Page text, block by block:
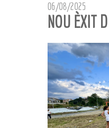
06/08/2025
NOU ÈXIT